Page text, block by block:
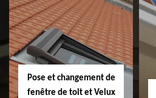
Couvreur 31
Pose et changement de
fenêtre de toit et Velux